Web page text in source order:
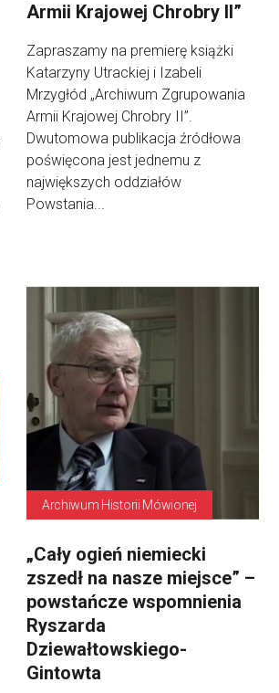
Armii Krajowej Chrobry II”
Zapraszamy na premierę książki
Katarzyny Utrackiej i Izabeli
Mrzygłód „Archiwum Zgrupowania
Armii Krajowej Chrobry II”.
Dwutomowa publikacja źródłowa
poświęcona jest jednemu z
największych oddziałów
Powstania...
Archiwum Historii Mówionej
„Cały ogień niemiecki
zszedł na nasze miejsce” –
powstańcze wspomnienia
Ryszarda
Dziewałtowskiego-
Gintowta